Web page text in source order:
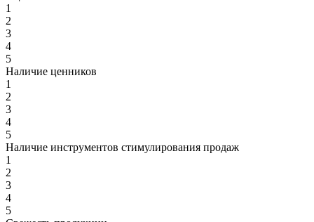
1
2
3
4
5
Наличие ценников
1
2
3
4
5
Наличие инструментов стимулирования продаж
1
2
3
4
5